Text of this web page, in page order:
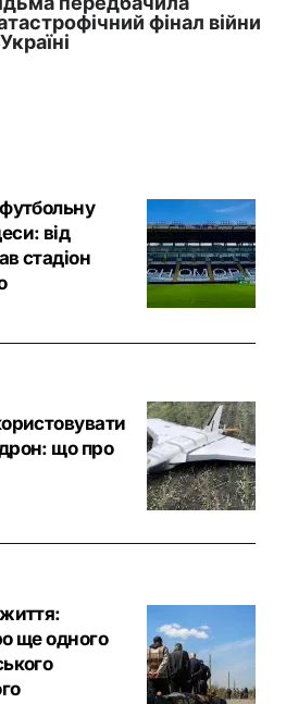
від
стадіон
що про
ще одного